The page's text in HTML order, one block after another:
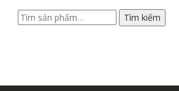
Tìm
kiếm:
Tìm kiếm